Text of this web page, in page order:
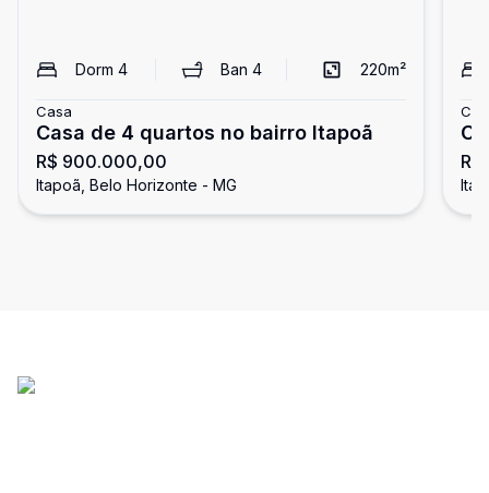
Dorm 4 Ban 4 220m²
Casa
Casa de 4 quartos no bairro Itapoã
R$ 900.000,00
Itapoã, Belo Horizonte - MG